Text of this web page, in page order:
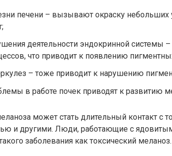
печени – вызывают окраску
деятельности эндокринной
что приводит к появлению
– тоже приводит к нарушению
в работе почек приводят к развитию
может стать длительный контакт с
и другими. Люди, работающие с
заболевания как токсический меланоз.